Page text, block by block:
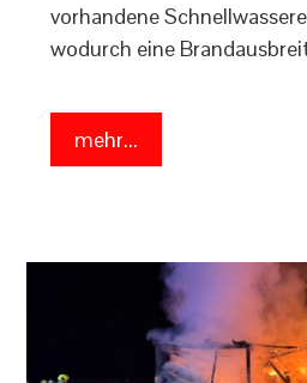
vorhandene
wodurch eine
mehr...